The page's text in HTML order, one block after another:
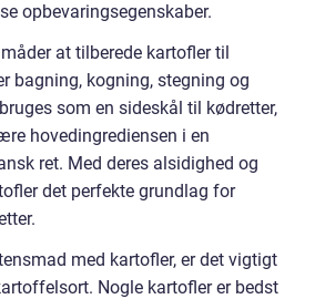
opbevaringsegenskaber.
at tilberede kartofler til
bagning, kogning, stegning og
som en sideskål til kødretter,
hovedingrediensen i en
ret. Med deres alsidighed og
det perfekte grundlag for
med kartofler, er det vigtigt
Nogle kartofler er bedst